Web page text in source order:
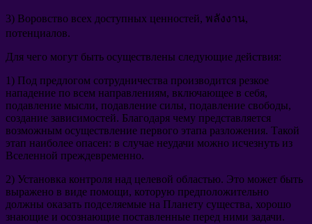
3) Воровство всех доступных ценностей, พลังงาน,
потенциалов.
Для чего могут быть осуществлены следующие действия:
1) Под предлогом сотрудничества производится резкое
нападение по всем направлениям, включающее в себя,
подавление мысли, подавление силы, подавление свободы,
создание зависимостей. Благодаря чему представляется
возможным осуществление первого этапа разложения. Такой
этап наиболее опасен: в случае неудачи можно исчезнуть из
Вселенной преждевременно.
2) Установка контроля над целевой областью. Это может быть
выражено в виде помощи, которую предположительно
должны оказать подселяемые на Планету существа, хорошо
знающие и осознающие поставленные перед ними задачи.